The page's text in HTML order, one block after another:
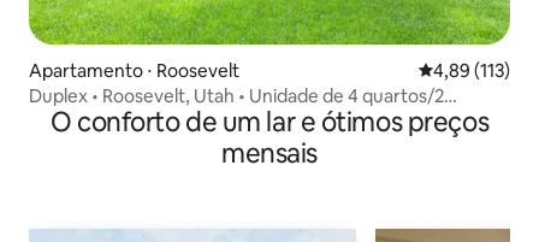
Apartamento ⋅ Roosevelt 4,89 de uma
4,89 (113)
Duplex • Roosevelt, Utah • Unidade de 4 quartos/2
banheiros
O conforto de um lar e ótimos preços
mensais